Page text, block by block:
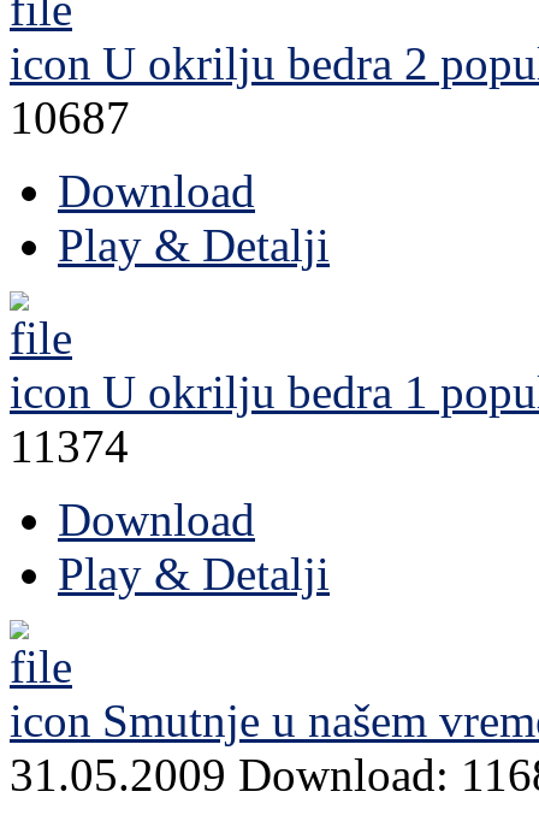
U okrilju bedra 2
10687
Download
Play & Detalji
U okrilju bedra 1
11374
Download
Play & Detalji
Smutnje u našem
31.05.2009 Download: